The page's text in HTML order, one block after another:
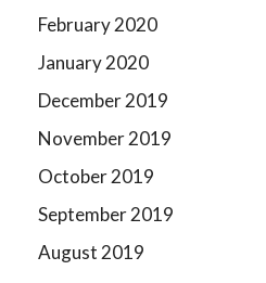
February 2020
January 2020
December 2019
November 2019
October 2019
September 2019
August 2019